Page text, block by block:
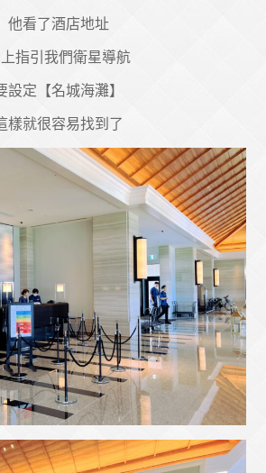
他看了酒店地址
指引我們衛星導航
設定【名城海灘】
樣就很容易找到了